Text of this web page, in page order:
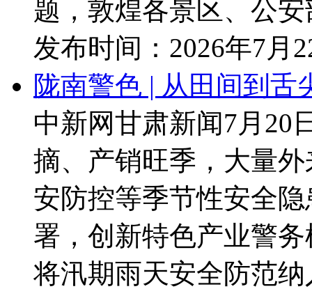
题，敦煌各景区、公
发布时间： 2026年7月
陇南警色 | 从田间到舌
中新网甘肃新闻7月20
摘、产销旺季，大量
安防控等季节性安全
署，创新特色产业警
将汛期雨天安全防范